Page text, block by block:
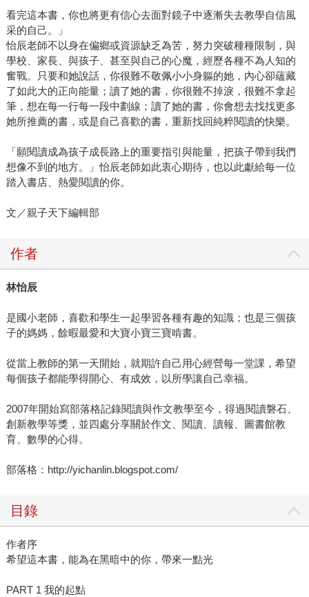
看完這本書，你也將更有信心去面對鏡子中逐漸失去教學自信風
采的自己。」
怡辰老師不以身在偏鄉或資源缺乏為苦，努力突破種種限制，與
學校、家長、與孩子、甚至與自己的心魔，經歷各種不為人知的
奮戰。只要和她說話，你很難不敬佩小小身軀的她，內心卻蘊藏
了如此大的正向能量；讀了她的書，你很難不掉淚，很難不拿起
筆，想在每一行每一段中劃線；讀了她的書，你會想去找找更多
她所推薦的書，或是自己喜歡的書，重新找回純粹閱讀的快樂。
「願閱讀成為孩子成長路上的重要指引與能量，把孩子帶到我們
想像不到的地方。」怡辰老師如此衷心期待，也以此獻給每一位
踏入書店、熱愛閱讀的你。
文／親子天下編輯部
作者
林怡辰
是國小老師，喜歡和學生一起學習各種有趣的知識；也是三個孩
子的媽媽，餘暇最愛和大寶小寶三寶啃書。
從當上教師的第一天開始，就期許自己用心經營每一堂課，希望
每個孩子都能學得開心、有成效，以所學讓自己幸福。
2007年開始寫部落格記錄閱讀與作文教學至今，得過閱讀磐石、
創新教學等獎，並四處分享關於作文、閱讀、讀報、圖書館教
育、數學的心得。
部落格：http://yichanlin.blogspot.com/
目錄
作者序
希望這本書，能為在黑暗中的你，帶來一點光
PART 1 我的起點